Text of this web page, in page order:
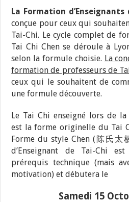
La Formation d’Enseignants
conçue pour ceux qui
Tai-Chi. Le cycle complet de
Tai Chi Chen se déroule à
selon la formule choisie. La
formation de professeurs de
ceux qui le souhaitent de
une formule découverte.
Le Tai Chi enseigné lors de la
est la forme originelle du Tai
Forme du style Chen (陈氏太
d’Enseignant de Tai-Chi
prérequis technique (mais
motivation) et débutera le
Samedi 15